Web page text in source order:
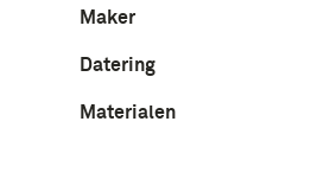
Maker
Datering
Materialen